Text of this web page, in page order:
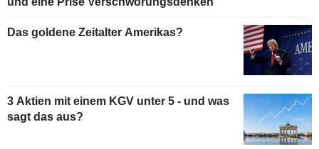
Das goldene Zeitalter Amerikas?
3 Aktien mit einem KGV unter 5 - und was
sagt das aus?